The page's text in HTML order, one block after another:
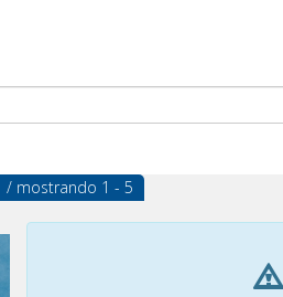
/ mostrando 1 - 5